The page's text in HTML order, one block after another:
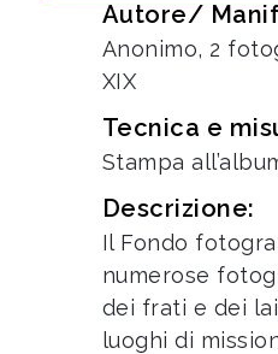
Autore/
Anonimo, 2
XIX
Tecnica e
Stampa
Descrizione:
Il Fondo
numerose
dei frati e dei
luoghi di